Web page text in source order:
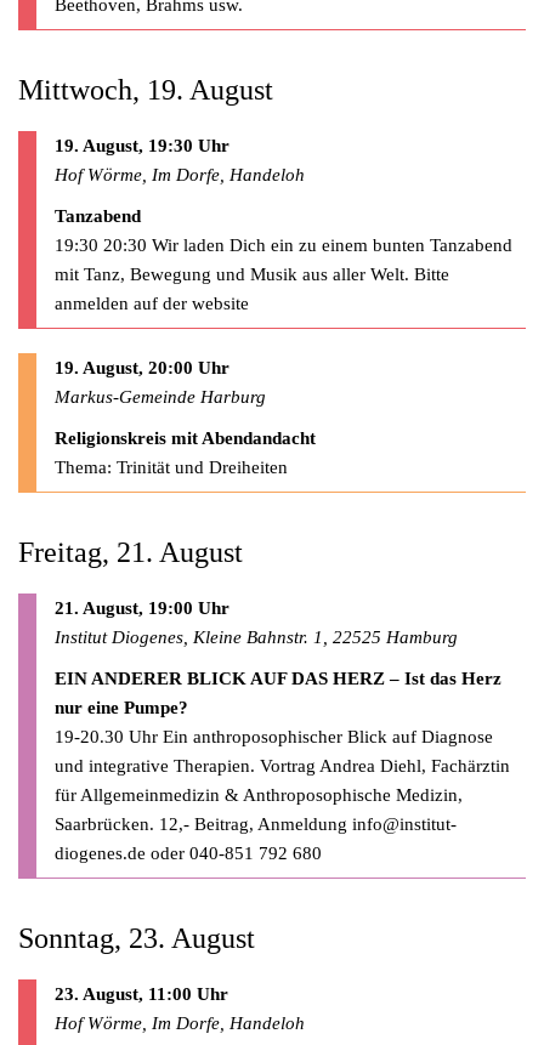
Beethoven, Brahms usw.
Mittwoch, 19. August
19. August, 19:30 Uhr
Hof Wörme, Im Dorfe, Handeloh
Tanzabend
19:30 20:30 Wir laden Dich ein zu einem bunten Tanzabend
mit Tanz, Bewegung und Musik aus aller Welt. Bitte
anmelden auf der website
19. August, 20:00 Uhr
Markus-Gemeinde Harburg
Religionskreis mit Abendandacht
Thema: Trinität und Dreiheiten
Freitag, 21. August
21. August, 19:00 Uhr
Institut Diogenes, Kleine Bahnstr. 1, 22525 Hamburg
EIN ANDERER BLICK AUF DAS HERZ – Ist das Herz
nur eine Pumpe?
19-20.30 Uhr Ein anthroposophischer Blick auf Diagnose
und integrative Therapien. Vortrag Andrea Diehl, Fachärztin
für Allgemeinmedizin & Anthroposophische Medizin,
Saarbrücken. 12,- Beitrag, Anmeldung info@institut-
diogenes.de oder 040-851 792 680
Sonntag, 23. August
23. August, 11:00 Uhr
Hof Wörme, Im Dorfe, Handeloh